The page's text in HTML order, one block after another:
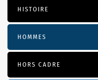
HISTOIRE
HOMMES
HORS CADRE